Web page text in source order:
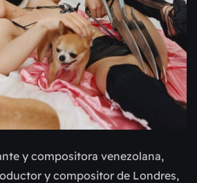
y compositora venezolana,
y compositor de Londres,